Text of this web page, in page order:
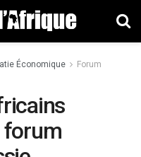
Économique
Forum
forum